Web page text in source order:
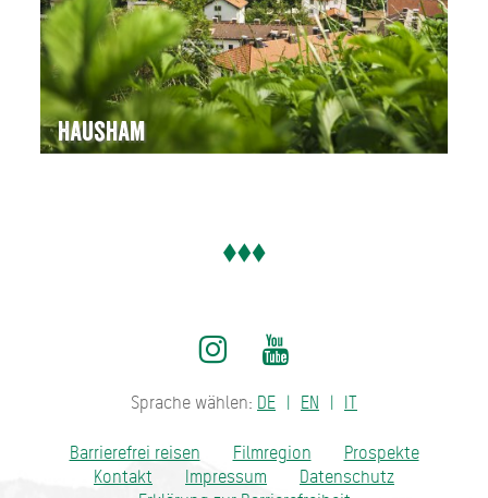
Hausham
Sprache wählen: DE EN IT
Barrierefrei reisen Filmregion
Prospekte
Kontakt
Impressum
Datenschutz